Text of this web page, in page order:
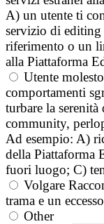
A) un utente ti
servizio di
riferimento o un
alla Piattaforma
Utente molesto
comportamenti
turbare la
community,
Ad esempio: A)
della Piattaforma
fuori luogo; C)
Volgare
trama e un
Other